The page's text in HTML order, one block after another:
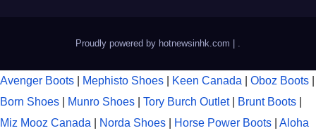
Proudly powered by hotnewsinhk.com |
Avenger Boots Mephisto Shoes Keen Canada Oboz Boots
Born Shoes
Munro Shoes Tory Burch Outlet Brunt Boots
Miz Mooz Canada
Norda Shoes Horse Power Boots
Aloha